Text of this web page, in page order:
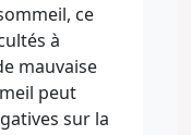
ce
à
mauvaise
peut
sur la